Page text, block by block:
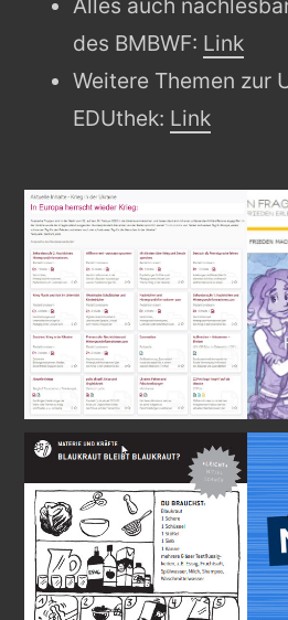
Alles auch
des BMBWF: Link
Weitere Themen zur
EDUthek: Link